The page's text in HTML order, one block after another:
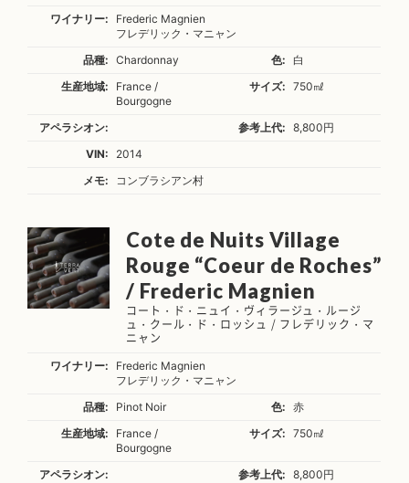
ワイナリー:
Frederic Magnien
フレデリック・マニャン
品種:
Chardonnay 色:
白
生産地域:
France /
Bourgogne
サイズ: 750㎖
アペラシオン: 参考上代:
8,800円
VIN:
2014
メモ:
コンブラシアン村
Cote de Nuits Village
Rouge “Coeur de Roches”
/ Frederic Magnien
コート・ド・ニュイ・ヴィラージュ・ルージ
ュ・クール・ド・ロッシュ / フレデリック・マ
ニャン
ワイナリー:
Frederic Magnien
フレデリック・マニャン
品種:
Pinot Noir 色:
赤
生産地域:
France /
Bourgogne
サイズ: 750㎖
アペラシオン: 参考上代:
8,800円